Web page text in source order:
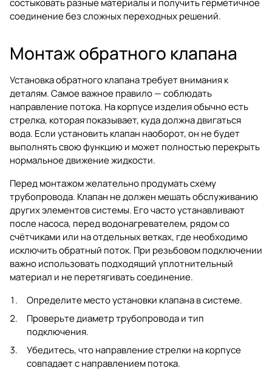
состыковать разные материалы и получить герметичное
соединение без сложных переходных решений.
Монтаж обратного клапана
Установка обратного клапана требует внимания к
деталям. Самое важное правило — соблюдать
направление потока. На корпусе изделия обычно есть
стрелка, которая показывает, куда должна двигаться
вода. Если установить клапан наоборот, он не будет
выполнять свою функцию и может полностью перекрыть
нормальное движение жидкости.
Перед монтажом желательно продумать схему
трубопровода. Клапан не должен мешать обслуживанию
других элементов системы. Его часто устанавливают
после насоса, перед водонагревателем, рядом со
счётчиками или на отдельных ветках, где необходимо
исключить обратный поток. При резьбовом подключении
важно использовать подходящий уплотнительный
материал и не перетягивать соединение.
Определите место установки клапана в системе.
Проверьте диаметр трубопровода и тип
подключения.
Убедитесь, что направление стрелки на корпусе
совпадает с направлением потока.